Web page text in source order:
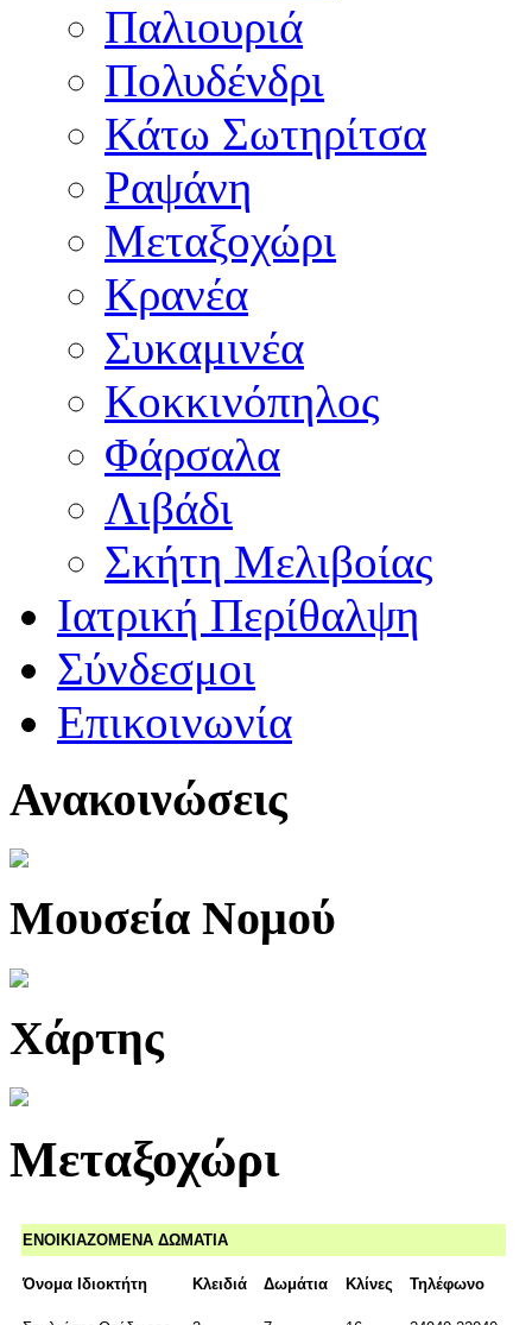
Παλιουριά
Πολυδένδρι
Κάτω Σωτηρίτσα
Ραψάνη
Μεταξοχώρι
Κρανέα
Συκαμινέα
Κοκκινόπηλος
Φάρσαλα
Λιβάδι
Σκήτη Μελιβοίας
Ιατρική Περίθαλψη
Σύνδεσμοι
Επικοινωνία
Ανακοινώσεις
Μουσεία Νομού
Χάρτης
Μεταξοχώρι
ΕΝΟΙΚΙΑΖΟΜΕΝΑ ΔΩΜΑΤΙΑ
Όνομα Ιδιοκτήτη Κλειδιά Δωμάτια Κλίνες Τηλέφωνο